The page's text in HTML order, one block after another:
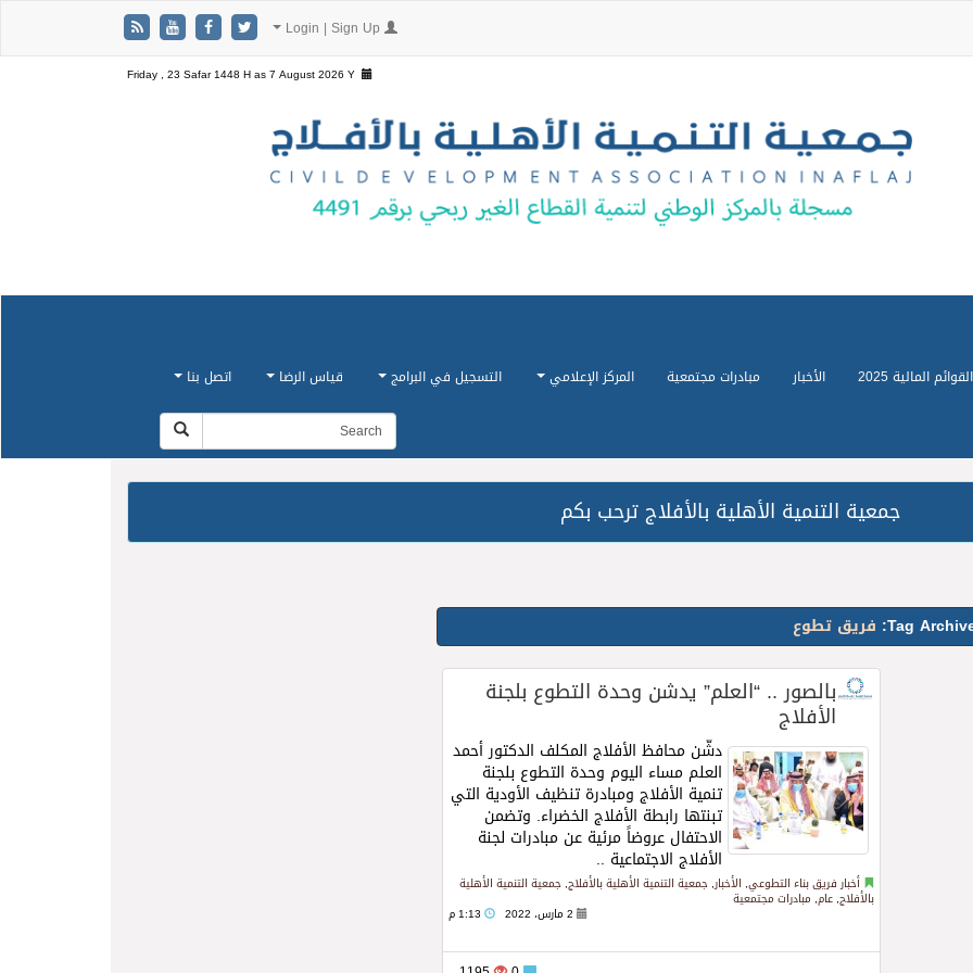
Friday , 23 Safar 1448 H as7 August 2026 Y
القوائم المالية 2025 الأخبار مبادرات مجتمعية المركز الإعلامي التسجيل في البرامج قياس الرضا اتصل بنا
جمعية التنمية الأهلية بالأفلاج ترحب بكم
Tag فريق تطوع
بالصور .. “العلم” يدشن وحدة التطوع بلجنة
الأفلاج
دشّن محافظ الأفلاج المكلف الدكتور أحمد
العلم مساء اليوم وحدة التطوع بلجنة
تنمية الأفلاج ومبادرة تنظيف الأودية التي
تبنتها رابطة الأفلاج الخضراء. وتضمن
الاحتفال عروضاً مرئية عن مبادرات لجنة
الأفلاج الاجتماعية ..
أخبار فريق بناء التطوعي, الأخبار, جمعية التنمية الأهلية بالأفلاج, جمعية التنمية الأهلية
بالأفلاج, عام, مبادرات مجتمعية
2 مارس، 2022